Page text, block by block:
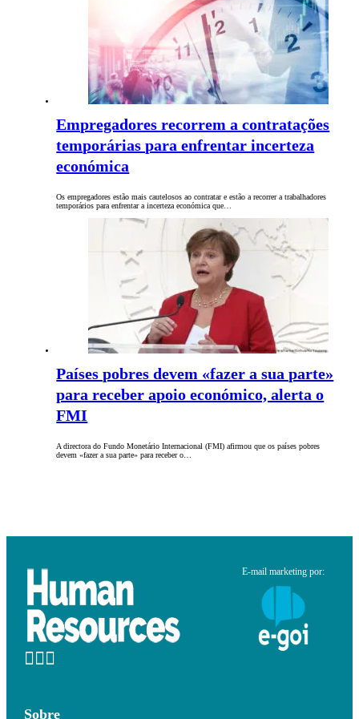
Empregadores recorrem a contratações
temporárias para enfrentar incerteza
económica
Os empregadores estão mais cautelosos ao contratar e estão a recorrer a trabalhadores
temporários para enfrentar a incerteza económica que…
Países pobres devem «fazer a sua parte»
para receber apoio económico, alerta o
FMI
A directora do Fundo Monetário Internacional (FMI) afirmou que os países pobres
devem «fazer a sua parte» para receber o…
E-mail marketing por:
Sobre